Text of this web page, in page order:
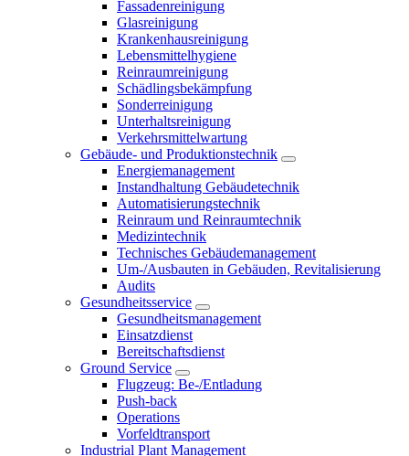
Fassadenreinigung
Glasreinigung
Krankenhausreinigung
Lebensmittelhygiene
Reinraumreinigung
Schädlingsbekämpfung
Sonderreinigung
Unterhaltsreinigung
Verkehrsmittelwartung
Gebäude- und Produktionstechnik
Energiemanagement
Instandhaltung Gebäudetechnik
Automatisierungstechnik
Reinraum und Reinraumtechnik
Medizintechnik
Technisches Gebäudemanagement
Um-/Ausbauten in Gebäuden, Revitalisierung
Audits
Gesundheitsservice
Gesundheitsmanagement
Einsatzdienst
Bereitschaftsdienst
Ground Service
Flugzeug: Be-/Entladung
Push-back
Operations
Vorfeldtransport
Industrial Plant Management